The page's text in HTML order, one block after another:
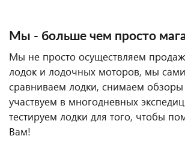
Мы - больше чем просто
Мы не просто осуществляем
лодок и лодочных моторов, мы
сравниваем лодки, снимаем
участвуем в многодневных
тестируем лодки для того, чтобы
Вам!